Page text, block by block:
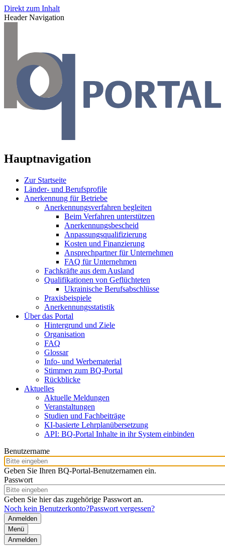
Direkt zum Inhalt
Header Navigation
Hauptnavigation
Zur Startseite
Länder- und Berufsprofile
Anerkennung für Betriebe
Anerkennungsverfahren begleiten
Beim Verfahren unterstützen
Anerkennungsbescheid
Anpassungsqualifizierung
Kosten und Finanzierung
Ansprechpartner für Unternehmen
FAQ für Unternehmen
Fachkräfte aus dem Ausland
Qualifikationen von Geflüchteten
Ukrainische Berufsabschlüsse
Praxisbeispiele
Anerkennungsstatistik
Über das Portal
Hintergrund und Ziele
Organisation
FAQ
Glossar
Info- und Werbematerial
Stimmen zum BQ-Portal
Rückblicke
Aktuelles
Aktuelle Meldungen
Veranstaltungen
Studien und Fachbeiträge
KI-basierte Lehrplanübersetzung
API: BQ-Portal Inhalte in ihr System einbinden
Benutzername
Geben Sie Ihren BQ-Portal-Benutzernamen ein.
Passwort
Geben Sie hier das zugehörige Passwort an.
Noch kein Benutzerkonto?Passwort vergessen?
Menü
Anmelden